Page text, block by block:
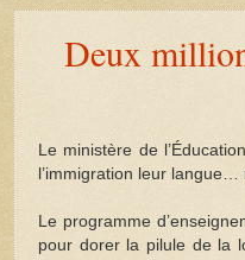
Deux
Le ministère de
l’immigration leur langue…
Le programme
pour dorer la pilule de la